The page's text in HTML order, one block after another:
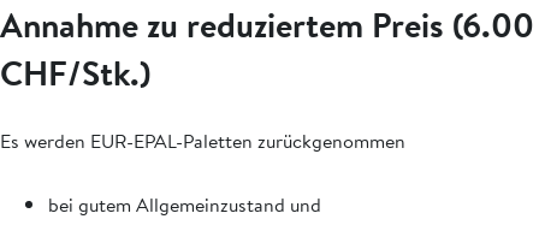
Annahme zu reduziertem Preis (6.00
CHF/Stk.)
Es werden EUR-EPAL-Paletten zurückgenommen
bei gutem Allgemeinzustand und